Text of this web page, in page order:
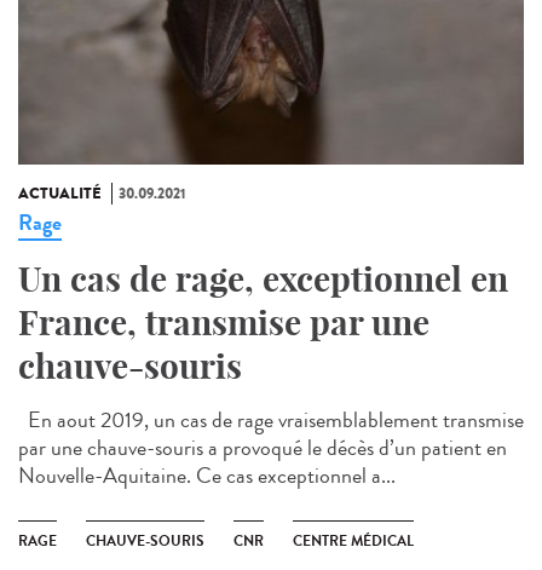
ACTUALITÉ 30.09.2021
Rage
Un cas de rage, exceptionnel en
France, transmise par une
chauve-souris
En aout 2019, un cas de rage vraisemblablement transmise
par une chauve-souris a provoqué le décès d’un patient en
Nouvelle-Aquitaine. Ce cas exceptionnel a...
RAGE CHAUVE-SOURIS CNR CENTRE MÉDICAL